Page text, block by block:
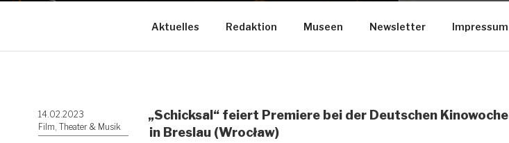
Aktuelles Redaktion Museen Newsletter Impressum
Veröffentlicht
am
14.02.2023
Film, Theater & Musik
„Schicksal“ feiert Premiere bei der Deutschen Kinowoche
in Breslau (Wrocław)